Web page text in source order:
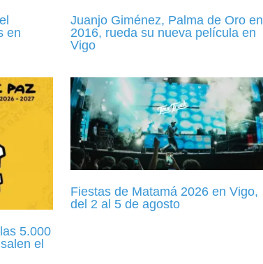
en
Juanjo Giménez, Palma de Oro en
2016, rueda su nueva película en
Vigo
5.000
el
Fiestas de Matamá 2026 en Vigo,
del 2 al 5 de agosto